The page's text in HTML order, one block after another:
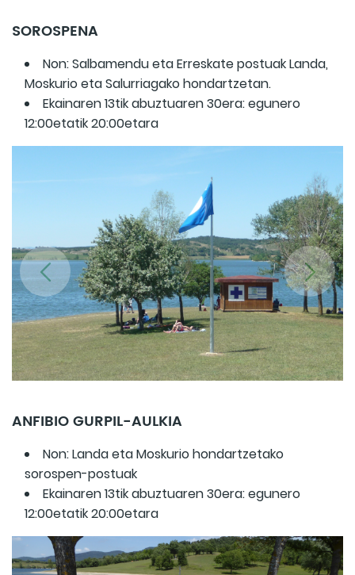
SOROSPENA
Non: Salbamendu eta Erreskate postuak Landa,
Moskurio eta Salurriagako hondartzetan.
Ekainaren 13tik abuztuaren 30era: egunero
12:00etatik 20:00etara
ANFIBIO GURPIL-AULKIA
Non: Landa eta Moskurio hondartzetako
sorospen-postuak
Ekainaren 13tik abuztuaren 30era: egunero
12:00etatik 20:00etara